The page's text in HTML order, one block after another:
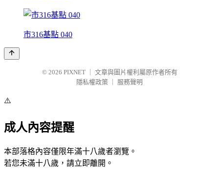
市316基點 040
© 2026 PIXNET
文章與圖片權利屬原作者所有
隱私權政策
服務聲明
⚠️
成人內容提醒
本部落格內容僅限年滿十八歲者瀏覽。
若您未滿十八歲，請立即離開。